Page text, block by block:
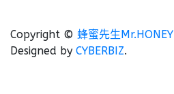
Copyright © 蜂蜜先生Mr.HONEY
Designed by CYBERBIZ.